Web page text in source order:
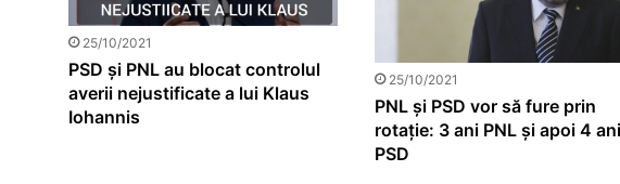
25/10/2021
PSD și PNL au blocat controlul
averii nejustificate a lui Klaus
Iohannis
25/10/2021
PNL și PSD vor să fure prin
rotație: 3 ani PNL și apoi 4 ani
PSD